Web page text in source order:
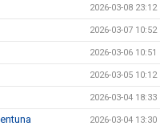
2026-03-08 23:12
2026-03-07 10:52
2026-03-06 10:51
2026-03-05 10:12
2026-03-04 18:33
2026-03-04 13:30